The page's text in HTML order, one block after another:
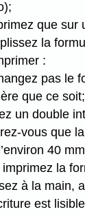
que sur
la
:
pas le
que ce soit;
un double
vous que
40
imprimez la
à la main,
est